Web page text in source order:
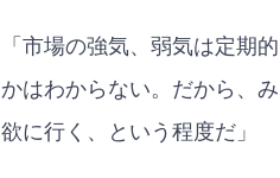
「市場の強気、弱気は定期
かはわからない。だから、
欲に行く、という程度だ」